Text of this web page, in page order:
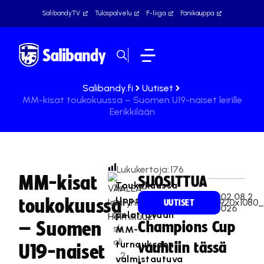
SalibandyTV Tulospalvelu F-liiga Fanikauppa
Salibandy.fi
Uutiset
MM-kisat toukokuussa – Suomen U19-naiset leirille
Eerikkilään
MM-kisat
toukokuussa
– Suomen
U19-naiset
Te
a
Na
sk
ali
2
Lukukertoja:176
Toukokuussa
Uppsalassa
pelattavaan
MM-
turnaukseen
valmistautuva
SUOSITTUA
UUTISET
02.08.2
026
Champions Cup
vauhtiin tässä